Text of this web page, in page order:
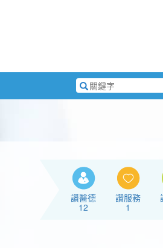
搜
尋
讚醫德
12
讚服務
1